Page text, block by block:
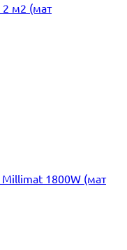
2 м2 (мат
Millimat 1800W (мат